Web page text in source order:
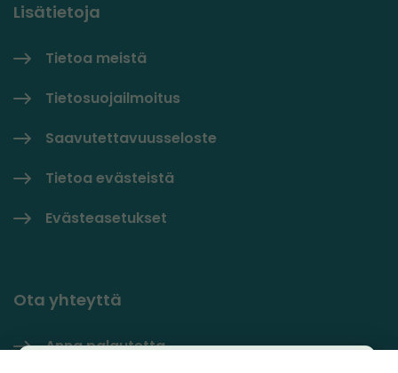
Lisätietoja
Tietoa meistä
Tietosuojailmoitus
Saavutettavuusseloste
Tietoa evästeistä
Evästeasetukset
Ota yhteyttä
Anna palautetta